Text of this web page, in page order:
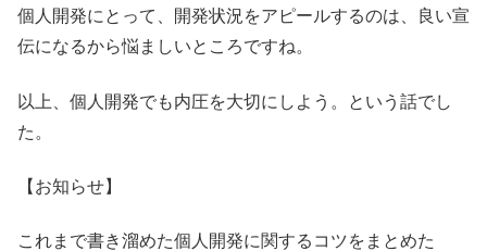
個人開発にとって、開発状況をアピールするのは、良い宣
伝になるから悩ましいところですね。
以上、個人開発でも内圧を大切にしよう。という話でし
た。
【お知らせ】
これまで書き溜めた個人開発に関するコツをまとめた